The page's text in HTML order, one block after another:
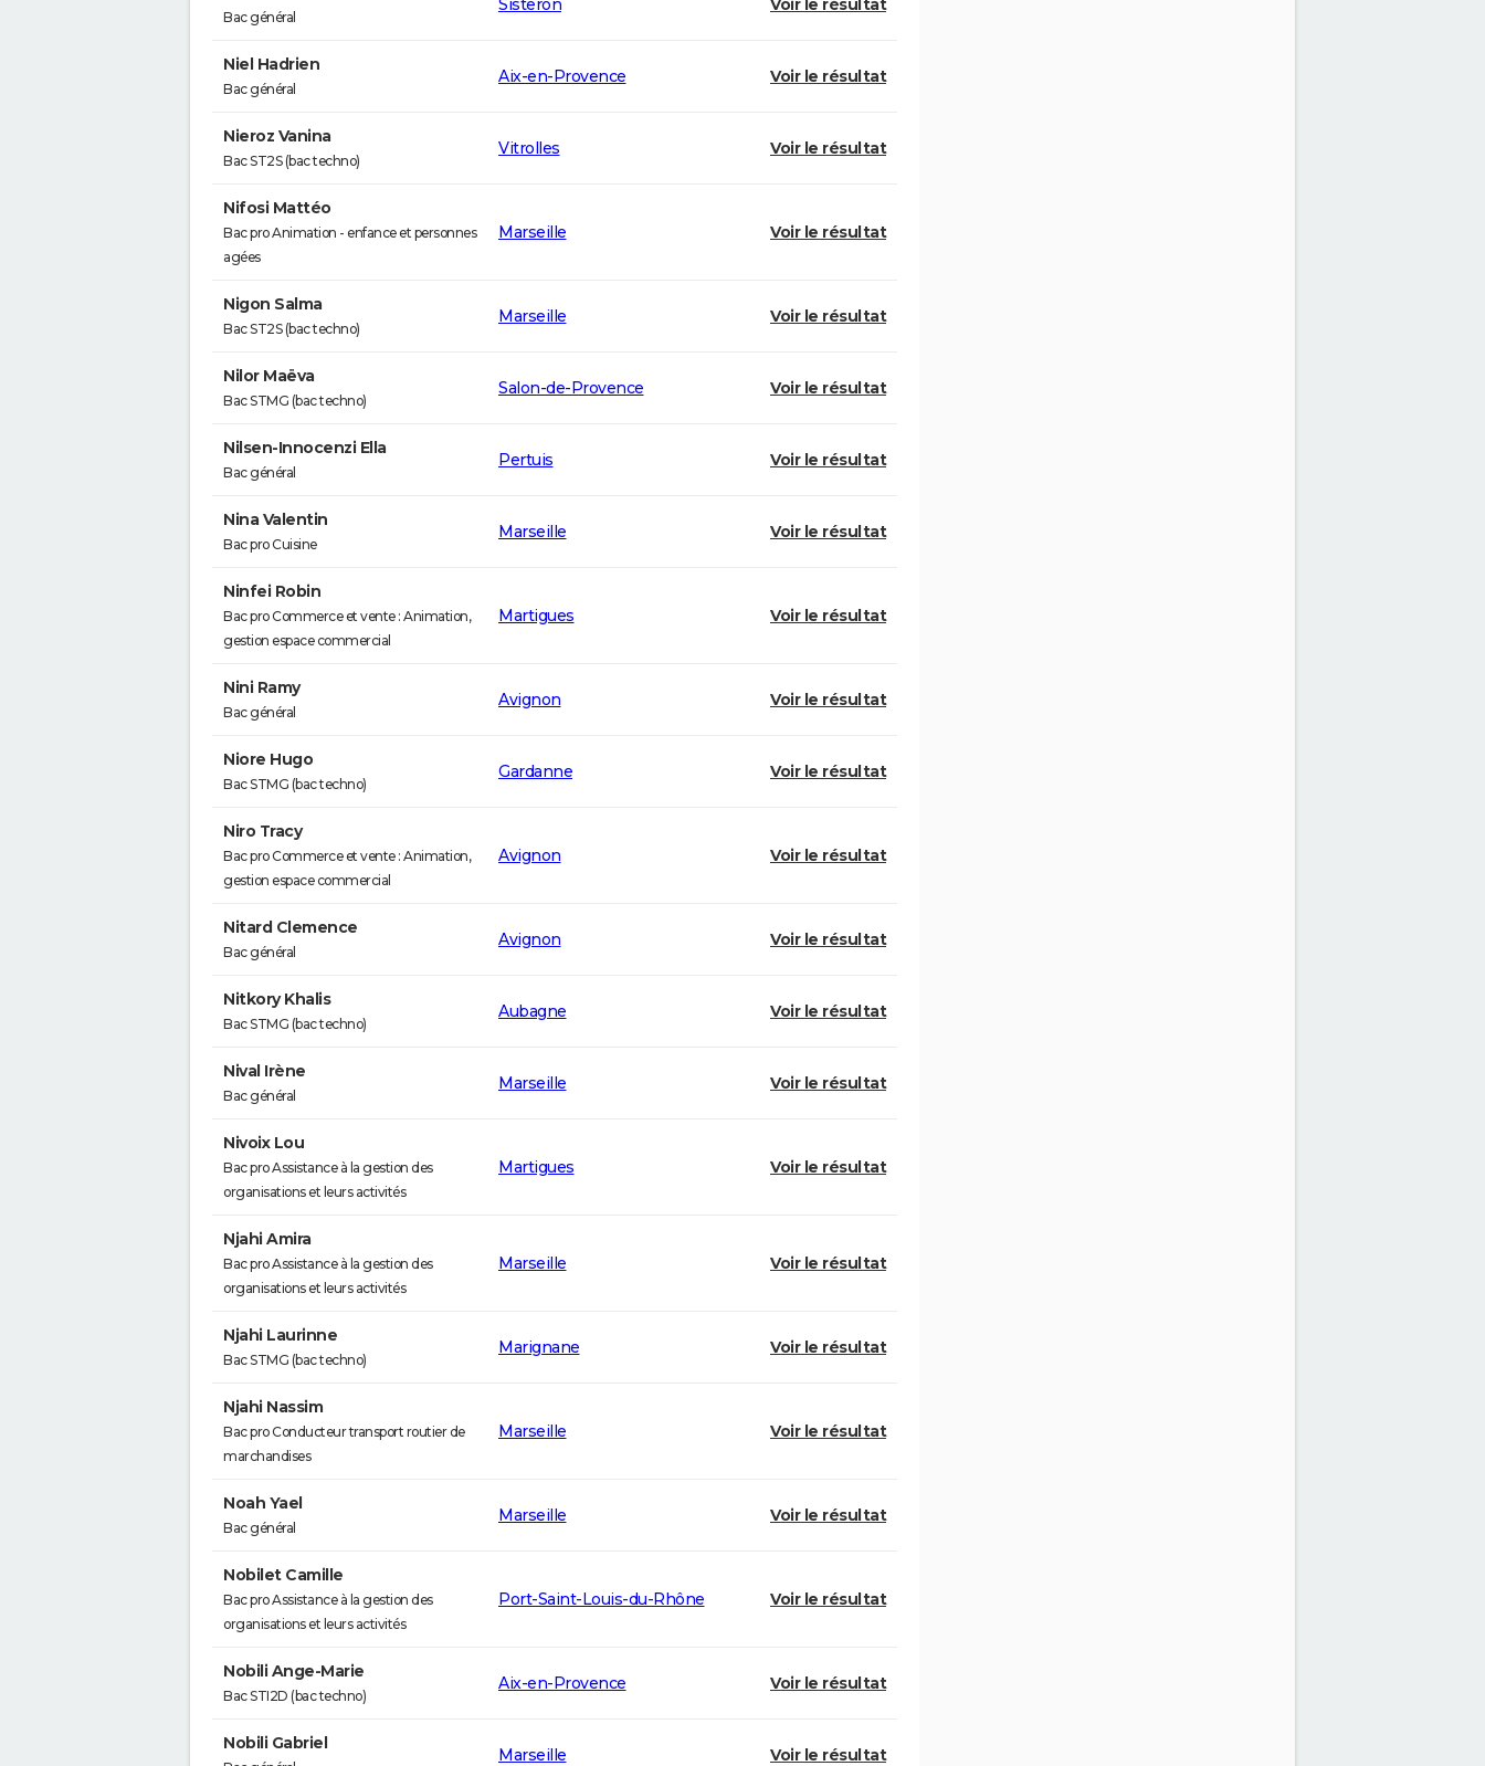
Bac général
Sisteron Voir le résultat
Niel Hadrien
Bac général
Aix-en-Provence Voir le résultat
Nieroz Vanina
Bac ST2S (bac techno)
Vitrolles Voir le résultat
Nifosi Mattéo
Bac pro Animation - enfance et personnes
agées
Marseille Voir le résultat
Nigon Salma
Bac ST2S (bac techno)
Marseille Voir le résultat
Nilor Maëva
Bac STMG (bac techno)
Salon-de-Provence Voir le résultat
Nilsen-Innocenzi Ella
Bac général
Pertuis Voir le résultat
Nina Valentin
Bac pro Cuisine
Marseille Voir le résultat
Ninfei Robin
Bac pro Commerce et vente : Animation,
gestion espace commercial
Martigues Voir le résultat
Nini Ramy
Bac général
Avignon Voir le résultat
Niore Hugo
Bac STMG (bac techno)
Gardanne Voir le résultat
Niro Tracy
Bac pro Commerce et vente : Animation,
gestion espace commercial
Avignon Voir le résultat
Nitard Clemence
Bac général
Avignon Voir le résultat
Nitkory Khalis
Bac STMG (bac techno)
Aubagne Voir le résultat
Nival Irène
Bac général
Marseille Voir le résultat
Nivoix Lou
Bac pro Assistance à la gestion des
organisations et leurs activités
Martigues Voir le résultat
Njahi Amira
Bac pro Assistance à la gestion des
organisations et leurs activités
Marseille Voir le résultat
Njahi Laurinne
Bac STMG (bac techno)
Marignane Voir le résultat
Njahi Nassim
Bac pro Conducteur transport routier de
marchandises
Marseille Voir le résultat
Noah Yael
Bac général
Marseille Voir le résultat
Nobilet Camille
Bac pro Assistance à la gestion des
organisations et leurs activités
Port-Saint-Louis-du-Rhône Voir le résultat
Nobili Ange-Marie
Bac STI2D (bac techno)
Aix-en-Provence Voir le résultat
Nobili Gabriel
Marseille Voir le résultat